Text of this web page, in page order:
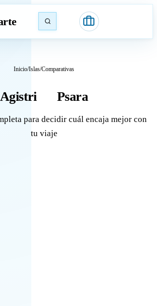
Inicio/Islas/Comparativas
Agistri Psara
para decidir cuál encaja mejor con
tu viaje